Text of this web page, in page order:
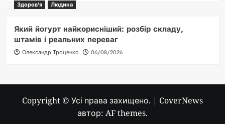
Здоров'я
Людина
Який йогурт найкорисніший: розбір складу,
штамів і реальних переваг
Олександр Троценко 06/08/2026
Copyright © Усі права захищено. | CoverNews
автор: AF themes.